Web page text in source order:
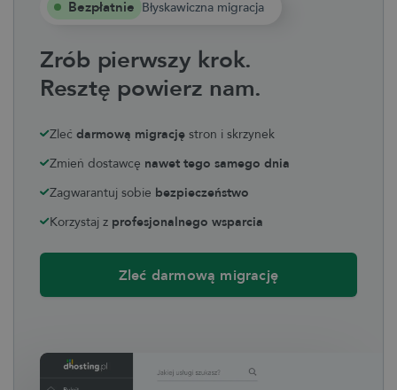
Bezpłatnie Błyskawiczna migracja
Zrób pierwszy krok.
Resztę powierz nam.
Zleć darmową migrację stron i skrzynek
Zmień dostawcę nawet tego samego dnia
Zagwarantuj sobie bezpieczeństwo
Korzystaj z profesjonalnego wsparcia
Zleć darmową migrację